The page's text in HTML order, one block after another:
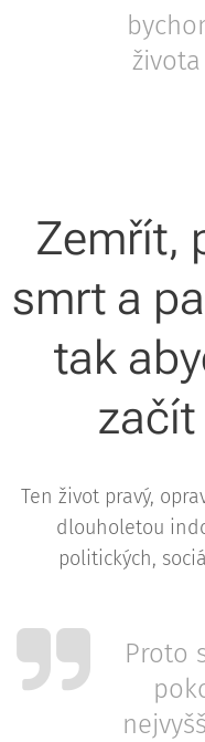
Zemřít,
smrt a
tak
začít
Ten život pravý,
dlouholetou
politických,
Proto